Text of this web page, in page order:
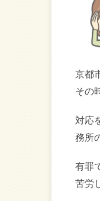
京都
その
対応
務所
有罪
苦労